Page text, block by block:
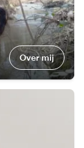
Over mij